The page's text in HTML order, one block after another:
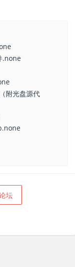
.none
附光盘源代
坛